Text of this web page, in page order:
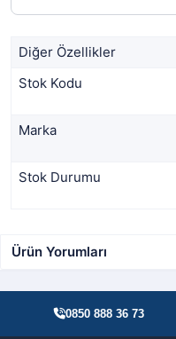
Diğer Özellikler
Stok Kodu
Marka
Stok Durumu
Ürün Yorumları
0850 888 36 73